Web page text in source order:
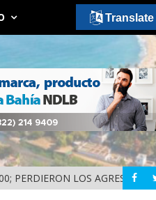
LOS AGRESORES!
Translate